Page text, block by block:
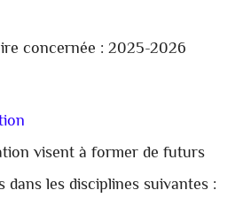
concernée : 2025-2026
visent à former de futurs
dans les disciplines suivantes :